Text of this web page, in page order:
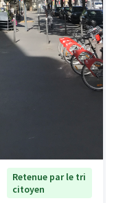
Retenue par le tri
citoyen